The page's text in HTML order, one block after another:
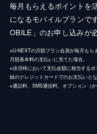
毎月もらえるポイントを
になるモバイルプランで
OBILE」のお申し込みが
※U-NEXTの月額プラン会員が毎月も
月額基本料の支払いに充てた場合。
※決済時において支払金額に相当する
録のクレジットカードでのお支払いとな
※通話料、SMS通信料、オプション（